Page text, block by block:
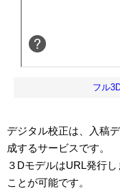
フル
デジタル校正は、入稿
成するサービスです。
３DモデルはURL発行
ことが可能です。